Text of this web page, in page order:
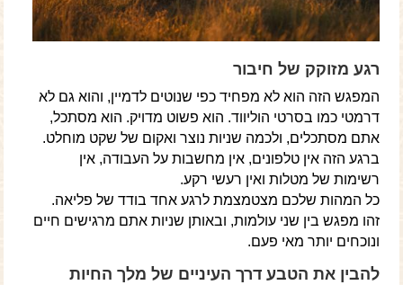
רגע מזוקק של חיבור
המפגש הזה הוא לא מפחיד כפי שנוטים לדמיין, והוא גם לא
דרמטי כמו בסרטי הוליווד. הוא פשוט מדויק. הוא מסתכל,
אתם מסתכלים, ולכמה שניות נוצר ואקום של שקט מוחלט.
ברגע הזה אין טלפונים, אין מחשבות על העבודה, אין
רשימות של מטלות ואין רעשי רקע.
כל המהות שלכם מצטמצמת לרגע אחד בודד של פליאה.
זהו מפגש בין שני עולמות, ובאותן שניות אתם מרגישים חיים
ונוכחים יותר מאי פעם.
להבין את הטבע דרך העיניים של מלך החיות